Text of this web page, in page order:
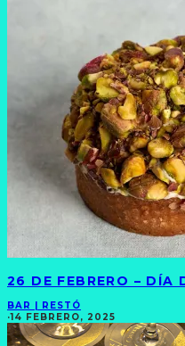
26 DE FEBRERO – DÍA
BAR | RESTÓ
·14 FEBRERO, 2025